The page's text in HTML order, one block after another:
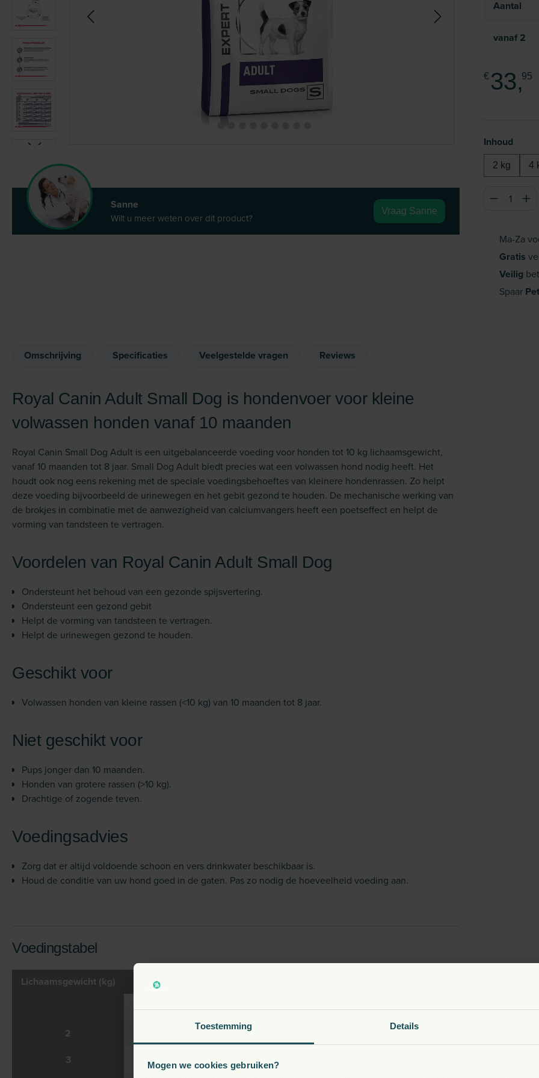
Toestemming Details
Mogen we cookies gebruiken?
Sanne
Wilt u meer weten over dit product?
Vraag Sanne
Aantal
vanaf 2
€ 33,95
Selecteer
Inhoud
2 kg 4
Ma-Za
Gratis
Veilig
Spaar
Omschrijving Specificaties Veelgestelde vragen Reviews
Royal Canin Adult Small Dog is hondenvoer voor kleine
volwassen honden vanaf 10 maanden
Royal Canin Small Dog Adult is een uitgebalanceerde voeding voor honden tot 10 kg lichaamsgewicht,
vanaf 10 maanden tot 8 jaar. Small Dog Adult biedt precies wat een volwassen hond nodig heeft. Het
houdt ook nog eens rekening met de speciale voedingsbehoeftes van kleinere hondenrassen. Zo helpt
deze voeding bijvoorbeeld de urinewegen en het gebit gezond te houden. De mechanische werking van
de brokjes in combinatie met de aanwezigheid van calciumvangers heeft een poets­effect en helpt de
vorming van tandsteen te vertragen.
Voordelen van Royal Canin Adult Small Dog
Ondersteunt het behoud van een gezonde spijsvertering.
Ondersteunt een gezond gebit
Helpt de vorming van tandsteen te vertragen.
Helpt de urinewegen gezond te houden.
Geschikt voor
Volwassen honden van kleine rassen (<10 kg) van 10 maanden tot 8 jaar.
Niet geschikt voor
Pups jonger dan 10 maanden.
Honden van grotere rassen (>10 kg).
Drachtige of zogende teven.
Voedingsadvies
Zorg dat er altijd voldoende schoon en vers drinkwater beschikbaar is.
Houd de conditie van uw hond goed in de gaten. Pas zo nodig de hoeveelheid voeding aan.
Voedingstabel
Lichaamsgewicht (kg) Weinig actief
Gram per dag
2 60
3